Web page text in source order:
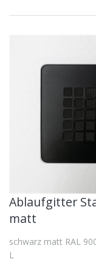
Ablaufgitter
matt
schwarz matt RAL
L